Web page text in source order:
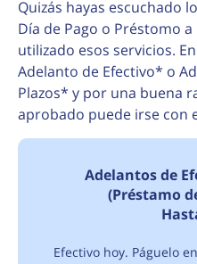
Quizás hayas escuchado
Día de Pago o Préstomo
utilizado esos servicios.
Adelanto de Efectivo* o
Plazos* y por una buena
aprobado puede irse con
Adelantos de
(Préstamo
Efectivo hoy. Páguelo